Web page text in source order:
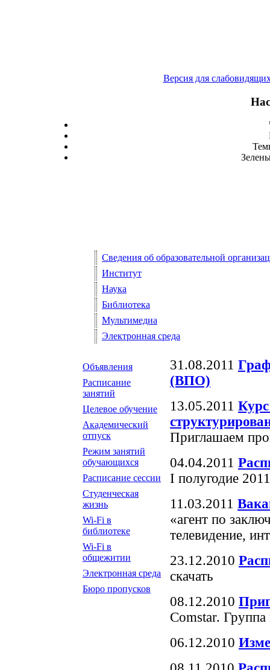
Версия для
Сведения об образовательной
Институт
Наука
Библиотека
Мультимедиа
Электронная среда
Объявления
Расписание
занятий
Целевое обучение
Академический
отпуск
Режим занятий
обучающихся
Расписание сессии
Студенческая
жизнь
Wi-Fi в
библиотеке
Wi-Fi в
общежитии
Электронная среда
Бюро пропусков
31.08.2011
(ВПО)
13.05.2011
Приглашаем
04.04.2011
I полугодие
11.03.2011
«агент по
телевидение,
23.12.2010
скачать
08.12.2010
Comstar.
06.12.2010